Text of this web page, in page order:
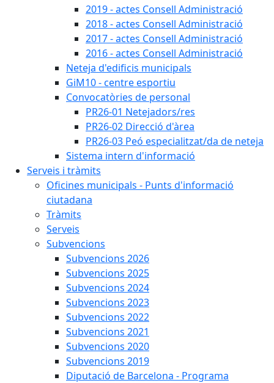
2019 - actes Consell Administració
2018 - actes Consell Administració
2017 - actes Consell Administració
2016 - actes Consell Administració
Neteja d'edificis municipals
GiM10 - centre esportiu
Convocatòries de personal
PR26-01 Netejadors/res
PR26-02 Direcció d'àrea
PR26-03 Peó especialitzat/da de neteja
Sistema intern d'informació
Serveis i tràmits
Oficines municipals - Punts d'informació
ciutadana
Tràmits
Serveis
Subvencions
Subvencions 2026
Subvencions 2025
Subvencions 2024
Subvencions 2023
Subvencions 2022
Subvencions 2021
Subvencions 2020
Subvencions 2019
Diputació de Barcelona - Programa